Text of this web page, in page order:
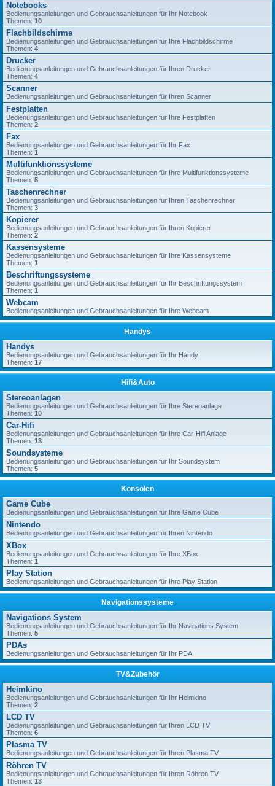
Notebooks
Bedienungsanleitungen und Gebrauchsanleitungen für Ihr Notebook
Themen: 10
Flachbildschirme
Bedienungsanleitungen und Gebrauchsanleitungen für Ihre Flachbildschirme
Themen: 4
Drucker
Bedienungsanleitungen und Gebrauchsanleitungen für Ihren Drucker
Themen: 4
Scanner
Bedienungsanleitungen und Gebrauchsanleitungen für Ihren Scanner
Festplatten
Bedienungsanleitungen und Gebrauchsanleitungen für Ihre Festplatten
Themen: 2
Fax
Bedienungsanleitungen und Gebrauchsanleitungen für Ihr Fax
Themen: 1
Multifunktionssysteme
Bedienungsanleitungen und Gebrauchsanleitungen für Ihre Multifunktionssysteme
Themen: 5
Taschenrechner
Bedienungsanleitungen und Gebrauchsanleitungen für Ihren Taschenrechner
Themen: 3
Kopierer
Bedienungsanleitungen und Gebrauchsanleitungen für Ihren Kopierer
Themen: 2
Kassensysteme
Bedienungsanleitungen und Gebrauchsanleitungen für Ihre Kassensysteme
Themen: 1
Beschriftungssysteme
Bedienungsanleitungen und Gebrauchsanleitungen für Ihr Beschriftungssystem
Themen: 1
Webcam
Bedienungsanleitungen und Gebrauchsanleitungen für Ihre Webcam
Handys
Handys
Bedienungsanleitungen und Gebrauchsanleitungen für Ihr Handy
Themen: 17
Hifi&Auto
Stereoanlagen
Bedienungsanleitungen und Gebrauchsanleitungen für Ihre Stereoanlage
Themen: 10
Car-Hifi
Bedienungsanleitungen und Gebrauchsanleitungen für Ihre Car-Hifi Anlage
Themen: 13
Soundsysteme
Bedienungsanleitungen und Gebrauchsanleitungen für Ihr Soundsystem
Themen: 5
Konsolen
Game Cube
Bedienungsanleitungen und Gebrauchsanleitungen für Ihre Game Cube
Nintendo
Bedienungsanleitungen und Gebrauchsanleitungen für Ihren Nintendo
XBox
Bedienungsanleitungen und Gebrauchsanleitungen für Ihre XBox
Themen: 1
Play Station
Bedienungsanleitungen und Gebrauchsanleitungen für Ihre Play Station
Navigationssysteme
Navigations System
Bedienungsanleitungen und Gebrauchsanleitungen für Ihr Navigations System
Themen: 5
PDAs
Bedienungsanleitungen und Gebrauchsanleitungen für Ihr PDA
TV&Zubehör
Heimkino
Bedienungsanleitungen und Gebrauchsanleitungen für Ihr Heimkino
Themen: 2
LCD TV
Bedienungsanleitungen und Gebrauchsanleitungen für Ihren LCD TV
Themen: 6
Plasma TV
Bedienungsanleitungen und Gebrauchsanleitungen für Ihren Plasma TV
Röhren TV
Bedienungsanleitungen und Gebrauchsanleitungen für Ihren Röhren TV
Themen: 13